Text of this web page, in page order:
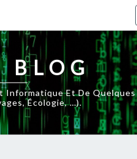
BLOG
Informatique Et De Quelques
Écologie, …).